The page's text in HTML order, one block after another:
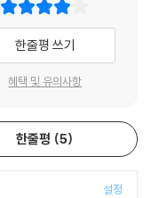
이다. ‘돈과 영어’, 그 미
보여주다니…. 나는 지금
책과 교재, 논문들을 읽
향을 준 책이 바로 이 책
’이다.
들을 수 없는 인사이트 가
해서 당신이 영어로 돈을
한줄평 쓰기
혜택 및 유의사항
한줄평 5
설정